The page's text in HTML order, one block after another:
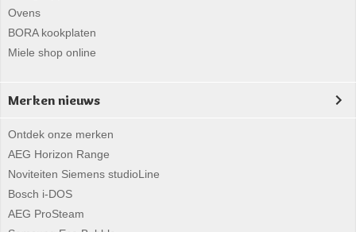
Ovens
BORA kookplaten
Miele shop online
Merken nieuws
Ontdek onze merken
AEG Horizon Range
Noviteiten Siemens studioLine
Bosch i-DOS
AEG ProSteam